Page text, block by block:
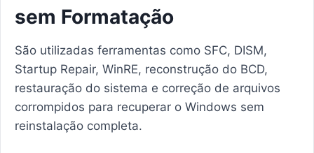
sem Formatação
São utilizadas ferramentas como SFC, DISM,
Startup Repair, WinRE, reconstrução do BCD,
restauração do sistema e correção de arquivos
corrompidos para recuperar o Windows sem
reinstalação completa.